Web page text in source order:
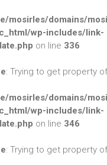
mosirles/domains/
wp-includes/link-
on line 336
: Trying to get property
mosirles/domains/
wp-includes/link-
on line 346
: Trying to get property